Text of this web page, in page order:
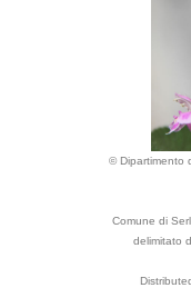
© Dipartimento
Comune di
delimitato